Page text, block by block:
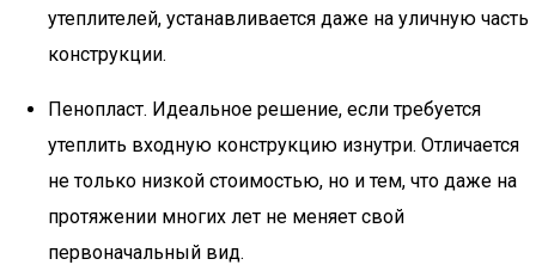
утеплителей, устанавливается даже на уличную часть
конструкции.
Пенопласт. Идеальное решение, если требуется
утеплить входную конструкцию изнутри. Отличается
не только низкой стоимостью, но и тем, что даже на
протяжении многих лет не меняет свой
первоначальный вид.